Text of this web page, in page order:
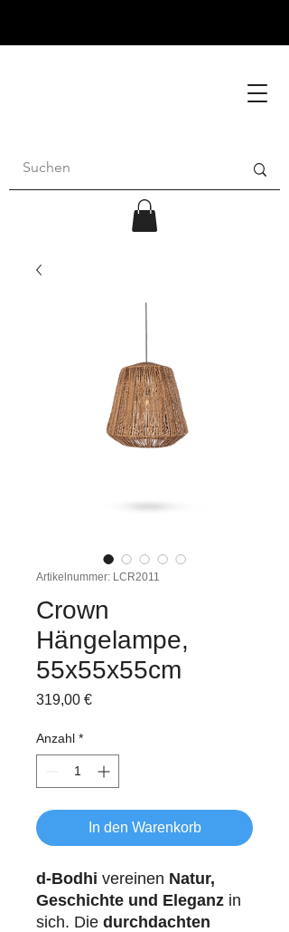
Artikelnummer: LCR2011
Crown
Hängelampe,
55x55x55cm
319,00 €Preis
Anzahl *
In den Warenkorb
d-Bodhi vereinen Natur,
Geschichte und Eleganz in
sich. Die durchdachten